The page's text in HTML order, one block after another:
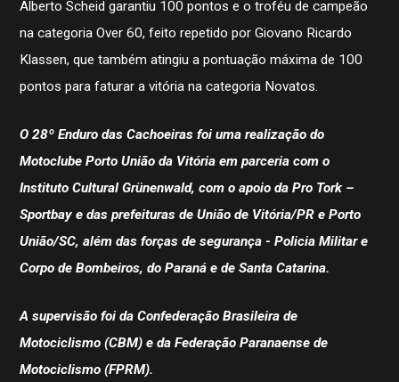
História
STJDM
Publicações
Notícias
Apresentação
Seguro Pilotos
Licença CBM 2026
Alberto Scheid garantiu 100 pontos e o troféu de campeão
na categoria Over 60, feito repetido por Giovano Ricardo
Klassen, que também atingiu a pontuação máxima de 100
pontos para faturar a vitória na categoria Novatos.
O 28º Enduro das Cachoeiras foi uma realização do
Motoclube Porto União da Vitória em parceria com o
Instituto Cultural Grünenwald, com o apoio da Pro Tork –
Sportbay e das prefeituras de União de Vitória/PR e Porto
União/SC, além das forças de segurança - Policia Militar e
Corpo de Bombeiros, do Paraná e de Santa Catarina.
A supervisão foi da Confederação Brasileira de
Motociclismo (CBM) e da Federação Paranaense de
Motociclismo (FPRM).